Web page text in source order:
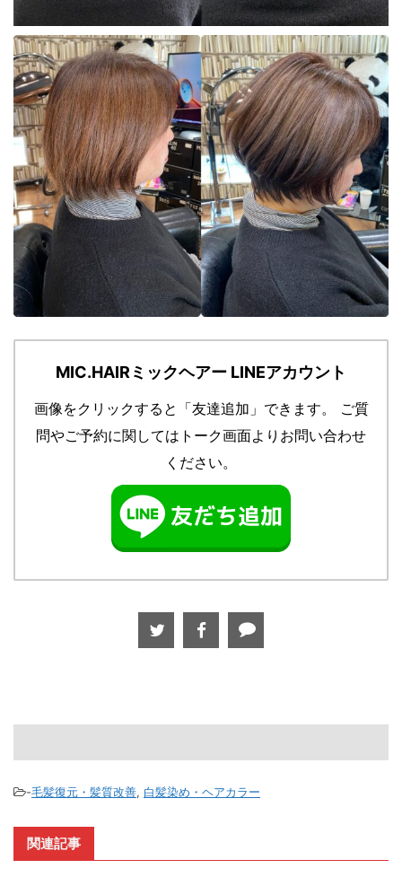
MIC.HAIRミックヘアー LINEアカウント
画像をクリックすると「友達追加」できます。
ご質
問やご予約に関してはトーク画面よりお問い合わせ
ください。
-毛髪復元・髪質改善, 白髪染め・ヘアカラー
関連記事